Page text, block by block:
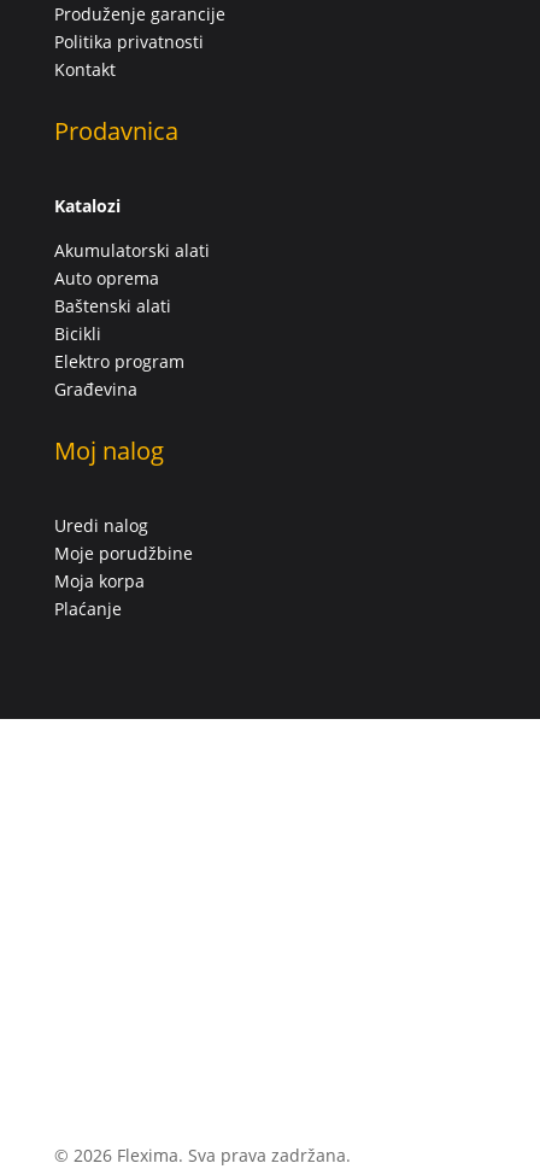
Produženje garancije
Politika privatnosti
Kontakt
Prodavnica
Katalozi
Akumulatorski alati
Auto oprema
Baštenski alati
Bicikli
Elektro program
Građevina
Moj nalog
Uredi nalog
Moje porudžbine
Moja korpa
Plaćanje
© 2026 Flexima. Sva prava zadržana.